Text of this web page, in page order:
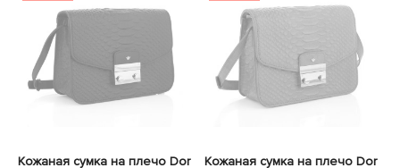
Кожаная сумка на плечо Dor
Кожаная сумка на плечо Dor